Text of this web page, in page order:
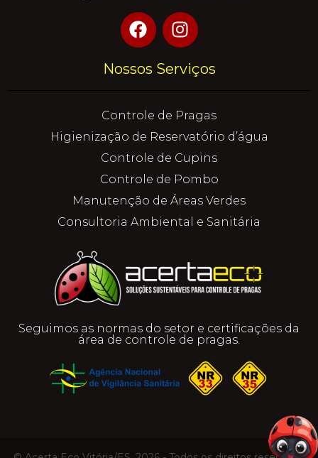
Nossos Serviços
Controle de Pragas
Higienização de Reservatório d’água
Controle de Cupins
Controle de Pombo
Manutenção de Áreas Verdes
Consultoria Ambiental e Sanitária
Seguimos as normas do setor e certificações da
área de controle de pragas.